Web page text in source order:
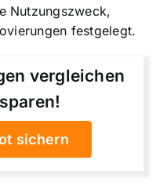
Nutzungszweck,
festgelegt.
vergleichen
sichern